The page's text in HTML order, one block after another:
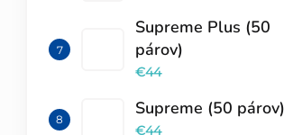
Supreme Plus (50
párov)
€44
Supreme (50 párov)
€44